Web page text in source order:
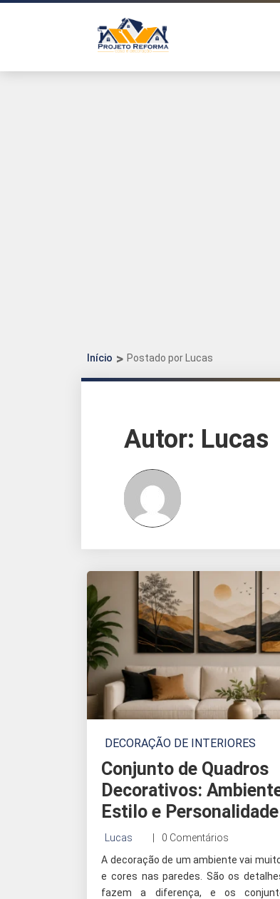
Início Postado por Lucas
Autor: Lucas
DECORAÇÃO DE INTERIORES
Conjunto de Quadros
Decorativos:
Estilo e Personalidade
Lucas
0 Comentários
A decoração de um ambiente vai
e cores nas paredes. São os
fazem a diferença, e os